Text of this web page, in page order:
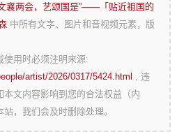
襄两会，艺颂国是”——「贴近祖国的
中所有文字、图片和音视频元素，版
使用时必须注明来源:
artist/2026/0317/5424.html , 违
文内容影响到您的合法权益（内
，我们会及时删除处理。